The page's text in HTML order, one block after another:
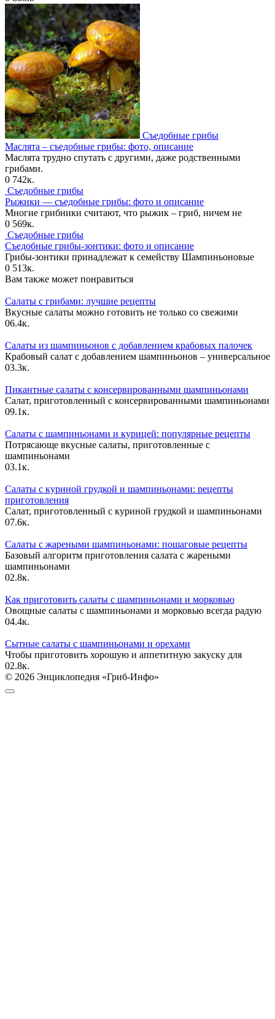
Съедобные грибы
Маслята – съедобные грибы: фото, описание
Маслята трудно спутать с другими, даже родственными
грибами.
0 742к.
Съедобные грибы
Рыжики — съедобные грибы: фото и описание
Многие грибники считают, что рыжик – гриб, ничем не
0 569к.
Съедобные грибы
Съедобные грибы-зонтики: фото и описание
Грибы-зонтики принадлежат к семейству Шампиньоновые
0 513к.
Вам также может понравиться
Салаты с грибами: лучшие рецепты
Вкусные салаты можно готовить не только со свежими
06.4к.
Салаты из шампиньонов с добавлением крабовых палочек
Крабовый салат с добавлением шампиньонов – универсальное
03.3к.
Пикантные салаты с консервированными шампиньонами
Салат, приготовленный с консервированными шампиньонами
09.1к.
Салаты с шампиньонами и курицей: популярные рецепты
Потрясающе вкусные салаты, приготовленные с
шампиньонами
03.1к.
Салаты с куриной грудкой и шампиньонами: рецепты
приготовления
Салат, приготовленный с куриной грудкой и шампиньонами
07.6к.
Салаты с жареными шампиньонами: пошаговые рецепты
Базовый алгоритм приготовления салата с жареными
шампиньонами
02.8к.
Как приготовить салаты с шампиньонами и морковью
Овощные салаты с шампиньонами и морковью всегда радую
04.4к.
Сытные салаты с шампиньонами и орехами
Чтобы приготовить хорошую и аппетитную закуску для
02.8к.
© 2026 Энциклопедия «Гриб-Инфо»